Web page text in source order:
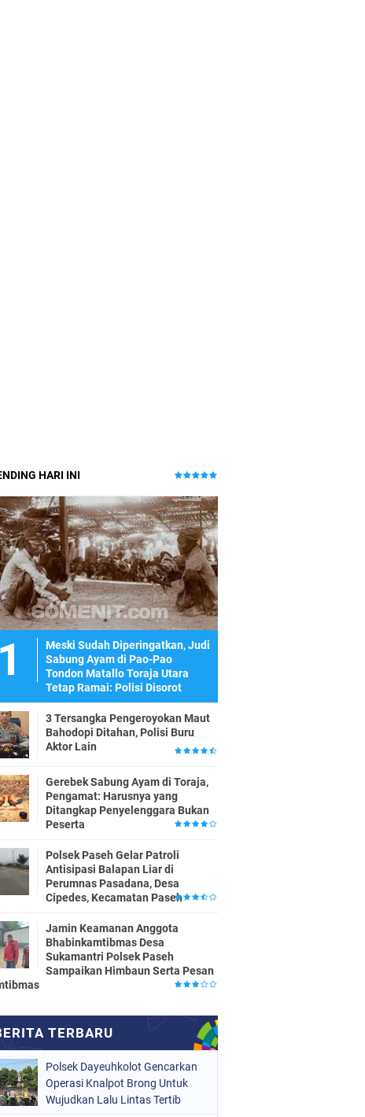
HARI INI
Meski Sudah Diperingatkan, Judi
Sabung Ayam di Pao-Pao
Tondon Matallo Toraja Utara
Tetap Ramai: Polisi Disorot
3 Tersangka Pengeroyokan Maut
Bahodopi Ditahan, Polisi Buru
Aktor Lain
Gerebek Sabung Ayam di Toraja,
Pengamat: Harusnya yang
Ditangkap Penyelenggara Bukan
Peserta
Polsek Paseh Gelar Patroli
Antisipasi Balapan Liar di
Perumnas Pasadana, Desa
Cipedes, Kecamatan Paseh
Jamin Keamanan Anggota
Bhabinkamtibmas Desa
Sukamantri Polsek Paseh
Sampaikan Himbaun Serta Pesan
Polsek Dayeuhkolot Gencarkan
Operasi Knalpot Brong Untuk
Wujudkan Lalu Lintas Tertib